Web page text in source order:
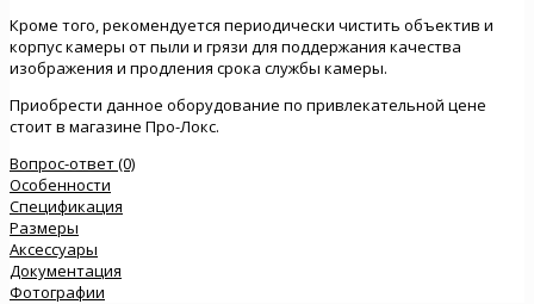
Кроме того, рекомендуется периодически чистить объектив и
корпус камеры от пыли и грязи для поддержания качества
изображения и продления срока службы камеры.
Приобрести данное оборудование по привлекательной цене
стоит в магазине Про-Локс.
Вопрос-ответ (0)
Особенности
Спецификация
Размеры
Аксессуары
Документация
Фотографии